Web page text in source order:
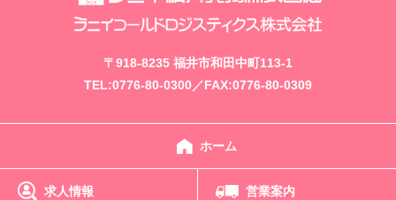
〒918-8235 福井市和田中町113-1
TEL:0776-80-0300／FAX:0776-80-0309
ホーム
求人情報 営業案内